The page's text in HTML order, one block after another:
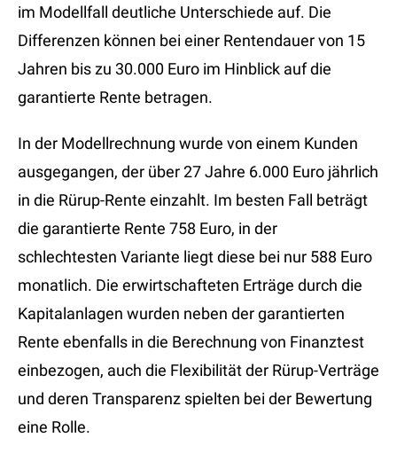
im Modellfall deutliche Unterschiede auf. Die
Differenzen können bei einer Rentendauer von 15
Jahren bis zu 30.000 Euro im Hinblick auf die
garantierte Rente betragen.
In der Modellrechnung wurde von einem Kunden
ausgegangen, der über 27 Jahre 6.000 Euro jährlich
in die Rürup-Rente einzahlt. Im besten Fall beträgt
die garantierte Rente 758 Euro, in der
schlechtesten Variante liegt diese bei nur 588 Euro
monatlich. Die erwirtschafteten Erträge durch die
Kapitalanlagen wurden neben der garantierten
Rente ebenfalls in die Berechnung von Finanztest
einbezogen, auch die Flexibilität der Rürup-Verträge
und deren Transparenz spielten bei der Bewertung
eine Rolle.